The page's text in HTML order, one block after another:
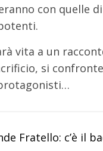
con quelle
vita a un
si
Fratello: c’è il